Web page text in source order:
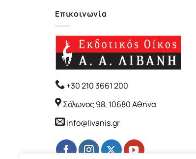
Επικοινωνία
+30 210 3661 200
Σόλωνος 98, 10680 Αθήνα
info@livanis.gr